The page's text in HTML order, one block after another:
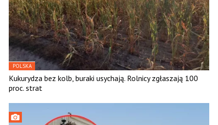
POLSKA
Kukurydza bez kolb, buraki usychają. Rolnicy zgłaszają 100
proc. strat